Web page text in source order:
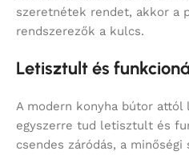
szeretnétek rendet, akkor a
rendszerezők a kulcs.
Letisztult és
A modern konyha bútor attól
egyszerre tud letisztult és
csendes záródás, a